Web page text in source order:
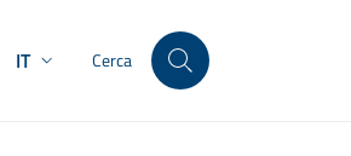
IT Cerca